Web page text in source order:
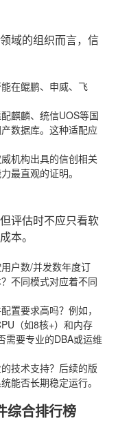
域的组织而言，信
在鲲鹏、申威、飞
麒麟、统信UOS等国
数据库。这种适配应
机构出具的信创相关
最直观的证明。
评估时不应只看软
本。
户数/并发数年度订
不同模式对应着不同
置要求高吗？例如，
（如8核+）和内存
需要专业的DBA或运维
技术支持？后续的版
能否长期稳定运行。
综合排行榜